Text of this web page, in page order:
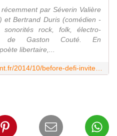
par Séverin Valière
et Bertrand Duris (comédien -
rock, folk, électro-
de Gaston Couté. En
libertaire,...